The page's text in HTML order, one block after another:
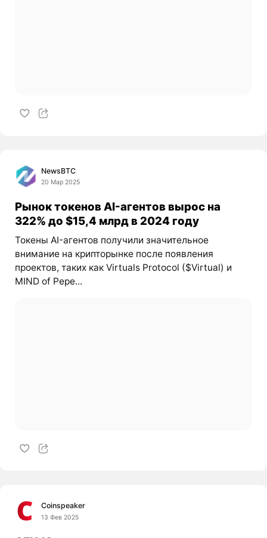
NewsBTC
20 Мар 2025
Рынок токенов AI-агентов вырос на
322% до $15,4 млрд в 2024 году
Токены AI-агентов получили значительное
внимание на крипторынке после появления
проектов, таких как Virtuals Protocol ($Virtual) и
MIND of Pepe...
Coinspeaker
13 Фев 2025